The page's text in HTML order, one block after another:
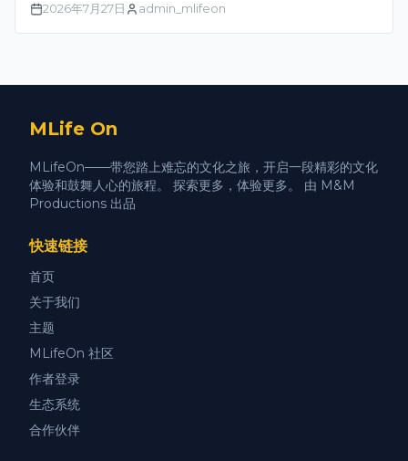
2026年7月27日 admin_mlifeon
MLife On
MLifeOn——带您踏上难忘的文化之旅，开启一段精彩的文化
体验和鼓舞人心的旅程。 探索更多，体验更多。 由 M&M
Productions 出品
快速链接
首页
关于我们
主题
MLifeOn 社区
作者登录
生态系统
合作伙伴